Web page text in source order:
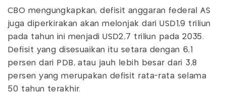
CBO mengungkapkan, defisit anggaran federal AS
juga diperkirakan akan melonjak dari USD1,9 triliun
pada tahun ini menjadi USD2,7 triliun pada 2035.
Defisit yang disesuaikan itu setara dengan 6,1
persen dari PDB, atau jauh lebih besar dari 3,8
persen yang merupakan defisit rata-rata selama
50 tahun terakhir.